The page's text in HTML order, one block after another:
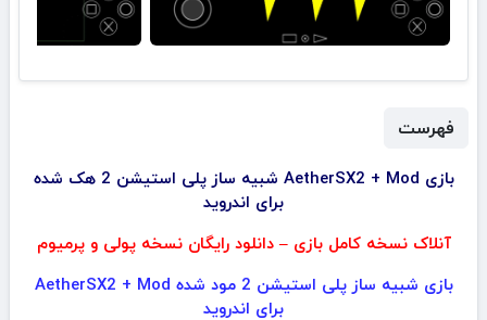
فهرست
بازی AetherSX2 + Mod شبیه ساز پلی استیشن 2 هک شده
برای اندروید
آنلاک نسخه کامل بازی – دانلود رایگان نسخه پولی و پرمیوم
بازی شبیه ساز پلی استیشن 2 مود شده AetherSX2 + Mod
برای اندروید